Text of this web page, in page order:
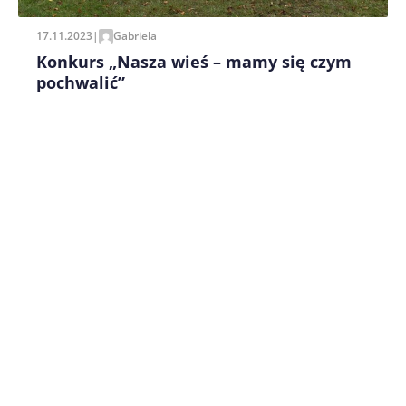
17.11.2023| Gabriela
Konkurs „Nasza wieś – mamy się czym
pochwalić”